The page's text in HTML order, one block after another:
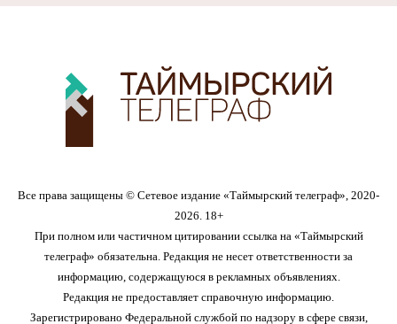
Все права защищены © Сетевое издание «Таймырский телеграф», 2020-
2026. 18+
При полном или частичном цитировании ссылка на «Таймырский
телеграф» обязательна. Редакция не несет ответственности за
информацию, содержащуюся в рекламных объявлениях.
Редакция не предоставляет справочную информацию.
Зарегистрировано Федеральной службой по надзору в сфере связи,